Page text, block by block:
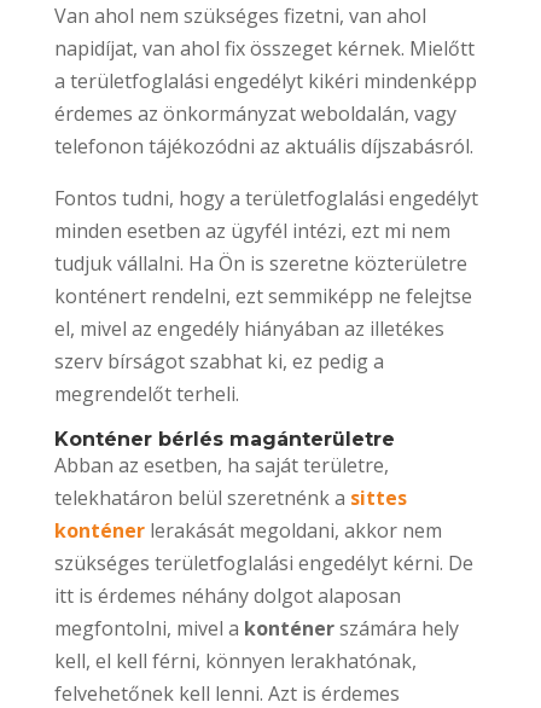
Van ahol nem szükséges fizetni, van ahol
napidíjat, van ahol fix összeget kérnek. Mielőtt
a területfoglalási engedélyt kikéri mindenképp
érdemes az önkormányzat weboldalán, vagy
telefonon tájékozódni az aktuális díjszabásról.
Fontos tudni, hogy a területfoglalási engedélyt
minden esetben az ügyfél intézi, ezt mi nem
tudjuk vállalni. Ha Ön is szeretne közterületre
konténert rendelni, ezt semmiképp ne felejtse
el, mivel az engedély hiányában az illetékes
szerv bírságot szabhat ki, ez pedig a
megrendelőt terheli.
Konténer bérlés magánterületre
Abban az esetben, ha saját területre,
telekhatáron belül szeretnénk a sittes
konténerlerakását megoldani, akkor nem
szükséges területfoglalási engedélyt kérni. De
itt is érdemes néhány dolgot alaposan
megfontolni, mivel a konténerszámára hely
kell, el kell férni, könnyen lerakhatónak,
felvehetőnek kell lenni. Azt is érdemes